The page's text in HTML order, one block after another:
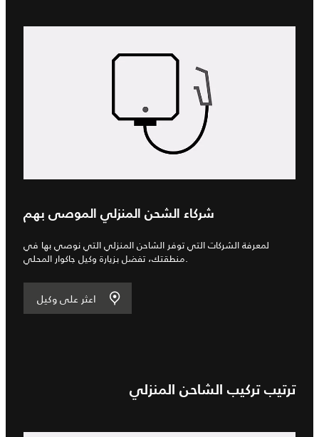
شركاء الشحن المنزلي الموصى بهم
لمعرفة الشركات التي توفر الشاحن المنزلي التي نوصي بها في
منطقتك، تفضل بزيارة وكيل جاكوار المحلي.
اعثر على وكيل
ترتيب تركيب الشاحن المنزلي